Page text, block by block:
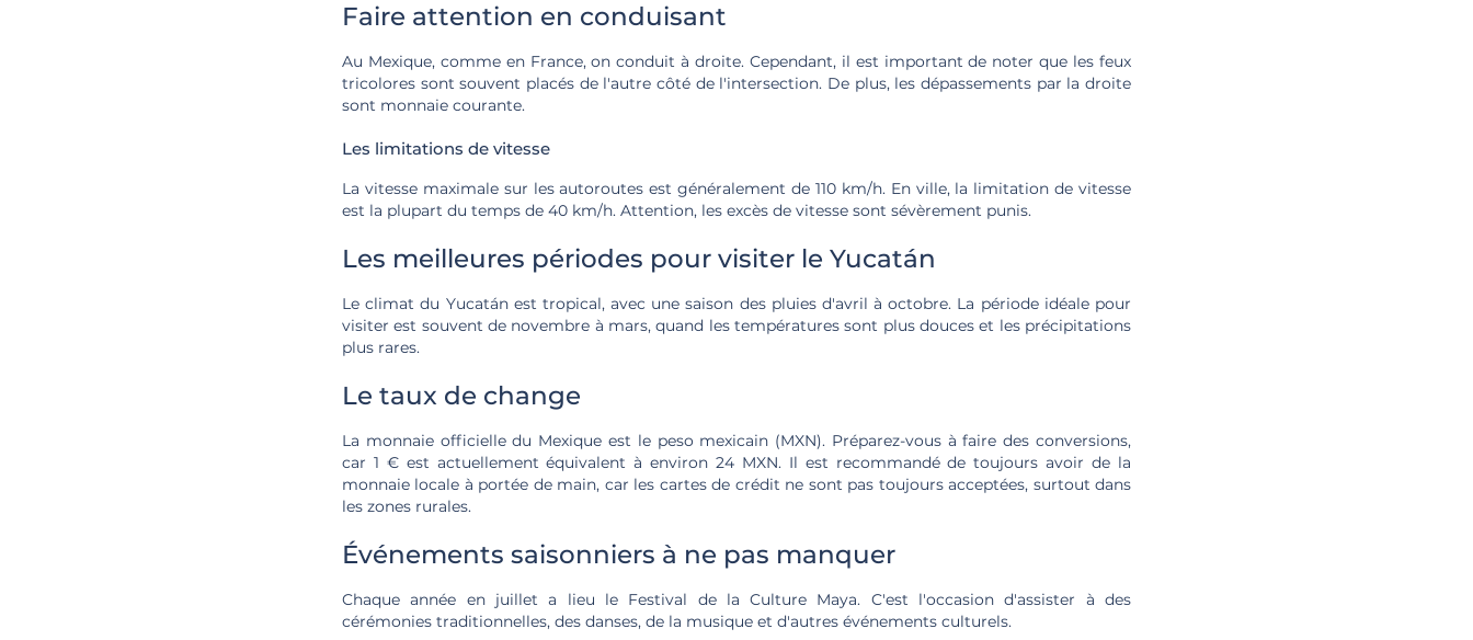
Faire attention en conduisant
Au Mexique, comme en France, on conduit à droite. Cependant, il est important de noter que les feux
tricolores sont souvent placés de l'autre côté de l'intersection. De plus, les dépassements par la droite
sont monnaie courante.
Les limitations de vitesse
La vitesse maximale sur les autoroutes est généralement de 110 km/h. En ville, la limitation de vitesse
est la plupart du temps de 40 km/h. Attention, les excès de vitesse sont sévèrement punis.
Les meilleures périodes pour visiter le Yucatán
Le climat du Yucatán est tropical, avec une saison des pluies d'avril à octobre. La période idéale pour
visiter est souvent de novembre à mars, quand les températures sont plus douces et les précipitations
plus rares.
Le taux de change
La monnaie officielle du Mexique est le peso mexicain (MXN). Préparez-vous à faire des conversions,
car 1 € est actuellement équivalent à environ 24 MXN. Il est recommandé de toujours avoir de la
monnaie locale à portée de main, car les cartes de crédit ne sont pas toujours acceptées, surtout dans
les zones rurales.
Événements saisonniers à ne pas manquer
Chaque année en juillet a lieu le Festival de la Culture Maya. C'est l'occasion d'assister à des
cérémonies traditionnelles, des danses, de la musique et d'autres événements culturels.